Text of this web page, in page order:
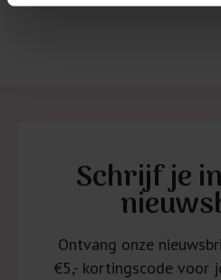
Schrijf je
Ontvang onze
€5,- kortingscode voor